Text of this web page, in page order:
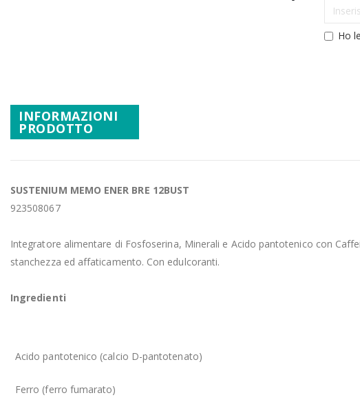
immagini
Ho
INFORMAZIONI
PRODOTTO
SUSTENIUM MEMO ENER BRE 12BUST
923508067
Integratore alimentare di Fosfoserina, Minerali e Acido pantotenico con
stanchezza ed affaticamento. Con edulcoranti.
Ingredienti
Acido pantotenico (calcio D-pantotenato)
Ferro (ferro fumarato)